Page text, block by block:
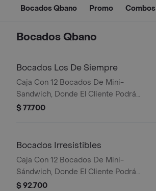
Bocados Qbano Promo Combos
Bocados Qbano
Bocados Los De Siempre
Caja Con 12 Bocados De Mini-
Sandwich, Donde El Cliente Podrá
Escoger 3 Sabores Entre Cualquiera
BBQ).
$ 77.700
Bocados Irresistibles
Caja Con 12 Bocados De Mini-
Sándwich, Donde El Cliente Podrá
Escoger 3 Sabores Entre Cualquiera
$ 92.700